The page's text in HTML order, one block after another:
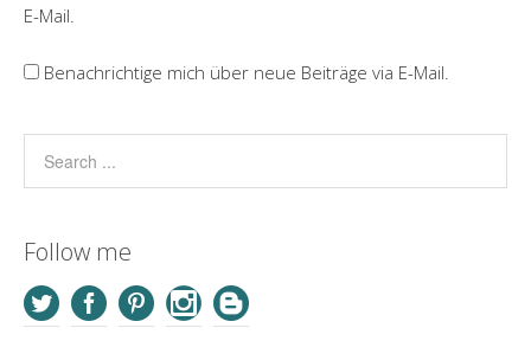
E-Mail.
Benachrichtige mich über neue Beiträge via E-Mail.
Follow me